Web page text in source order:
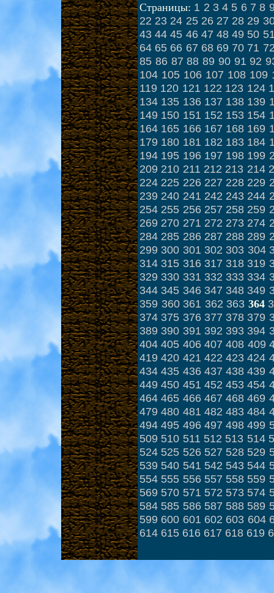
Страницы: 1 2 3 4 5 6 7 8
22 23 24 25 26 27 28 29
43 44 45 46 47 48 49 50
64 65 66 67 68 69 70 71
85 86 87 88 89 90 91 92
104 105 106 107 108 109
119 120 121 122 123 124
134 135 136 137 138 139
149 150 151 152 153 154
164 165 166 167 168 169
179 180 181 182 183 184
194 195 196 197 198 199
209 210 211 212 213 214
224 225 226 227 228 229
239 240 241 242 243 244
254 255 256 257 258 259
269 270 271 272 273 274
284 285 286 287 288 289
299 300 301 302 303 304
314 315 316 317 318 319
329 330 331 332 333 334
344 345 346 347 348 349
359 360 361 362 363 364
374 375 376 377 378 379
389 390 391 392 393 394
404 405 406 407 408 409
419 420 421 422 423 424
434 435 436 437 438 439
449 450 451 452 453 454
464 465 466 467 468 469
479 480 481 482 483 484
494 495 496 497 498 499
509 510 511 512 513 514
524 525 526 527 528 529
539 540 541 542 543 544
554 555 556 557 558 559
569 570 571 572 573 574
584 585 586 587 588 589
599 600 601 602 603 604
614 615 616 617 618 619